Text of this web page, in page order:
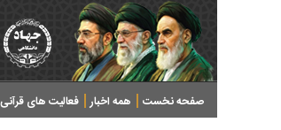
صفحه نخست همه اخبار فعالیت های قرآنی